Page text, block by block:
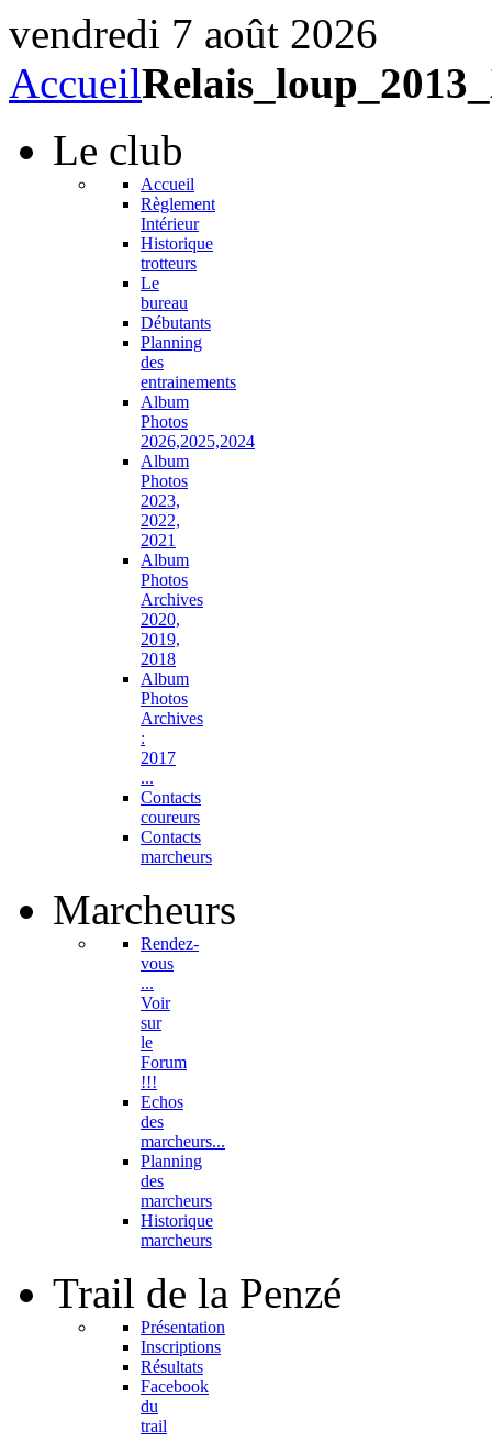
vendredi 7 août 2026
Accueil
Le club
Accueil
Règlement
Intérieur
Historique
trotteurs
Le
bureau
Débutants
Planning
des
entrainements
Album
Photos
2026,2025,2024
Album
Photos
2023,
2022,
2021
Album
Photos
Archives
2020,
2019,
2018
Album
Photos
Archives
:
2017
...
Contacts
coureurs
Contacts
marcheurs
Marcheurs
Rendez-
vous
...
Voir
sur
le
Forum
!!!
Echos
des
marcheurs...
Planning
des
marcheurs
Historique
marcheurs
Trail de la Penzé
Présentation
Inscriptions
Résultats
Facebook
du
trail